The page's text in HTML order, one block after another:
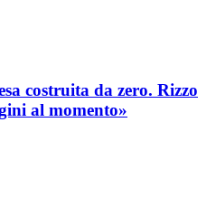
costruita da zero. Rizzo
al momento»